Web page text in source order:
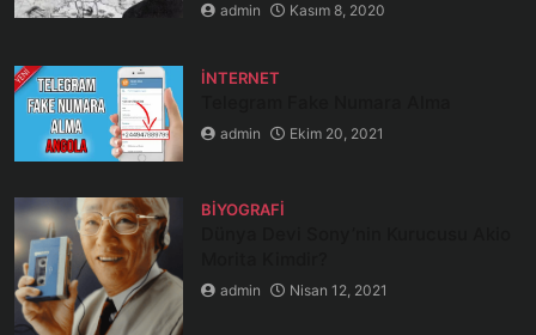
admin Kasım 8, 2020
İNTERNET
admin Ekim 20, 2021
BIYOGRAFI
admin Nisan 12, 2021